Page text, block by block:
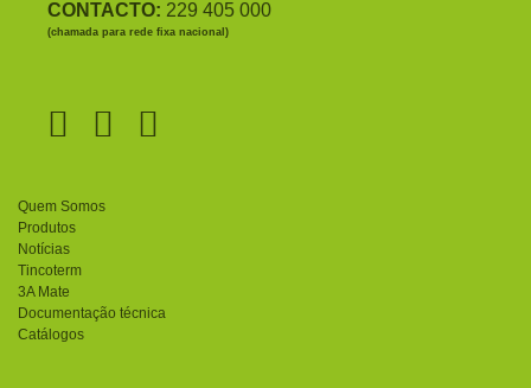
CONTACTO: 229 405 000
(chamada para rede fixa nacional)
Quem Somos
Produtos
Notícias
Tincoterm
3A Mate
Documentação técnica
Catálogos